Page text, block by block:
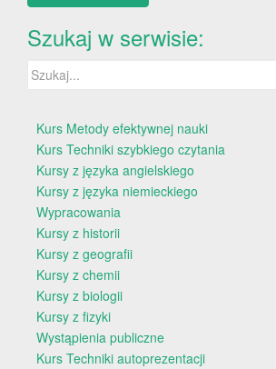
Szukaj w serwisie:
Szukaj:
Kurs Metody efektywnej nauki
Kurs Techniki szybkiego czytania
Kursy z języka angielskiego
Kursy z języka niemieckiego
Wypracowania
Kursy z historii
Kursy z geografii
Kursy z chemii
Kursy z biologii
Kursy z fizyki
Wystąpienia publiczne
Kurs Techniki autoprezentacji